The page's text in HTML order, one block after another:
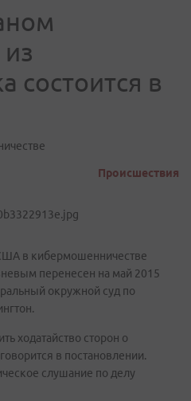
состоится в
Происшествия
в кибермошенничестве
перенесен на май 2015
окружной суд по
ходатайство сторон о
в постановлении.
слушание по делу